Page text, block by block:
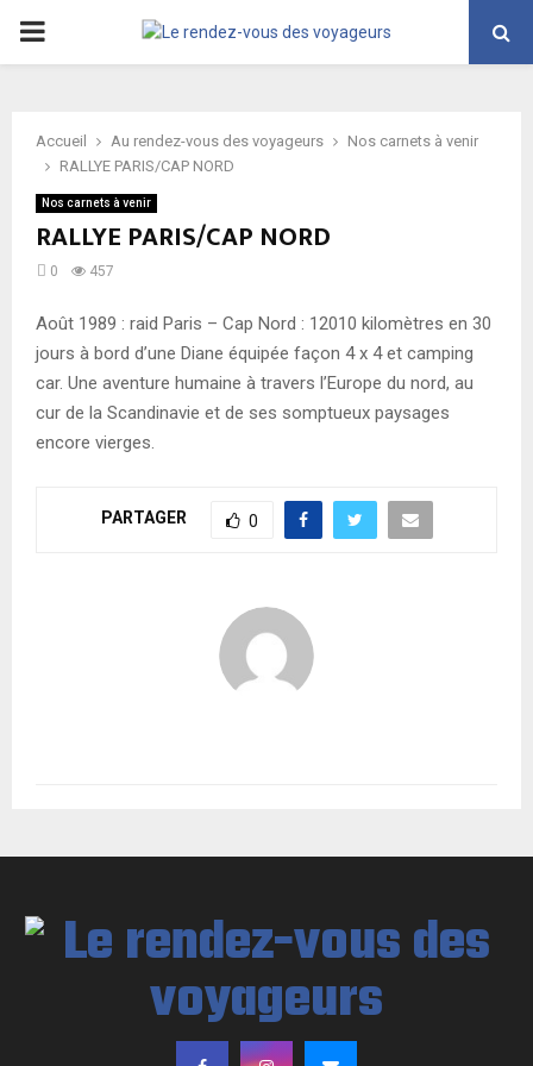
PRIMARY
Accueil Au rendez-vous des voyageurs
Nos carnets à venir
RALLYE PARIS/CAP NORD
Nos carnets à venir
RALLYE PARIS/CAP NORD
0 457
Août 1989 : raid Paris – Cap Nord : 12010 kilomètres en 30
jours à bord d’une Diane équipée façon 4 x 4 et camping
car. Une aventure humaine à travers l’Europe du nord, au
cur de la Scandinavie et de ses somptueux paysages
encore vierges.
PARTAGER 0